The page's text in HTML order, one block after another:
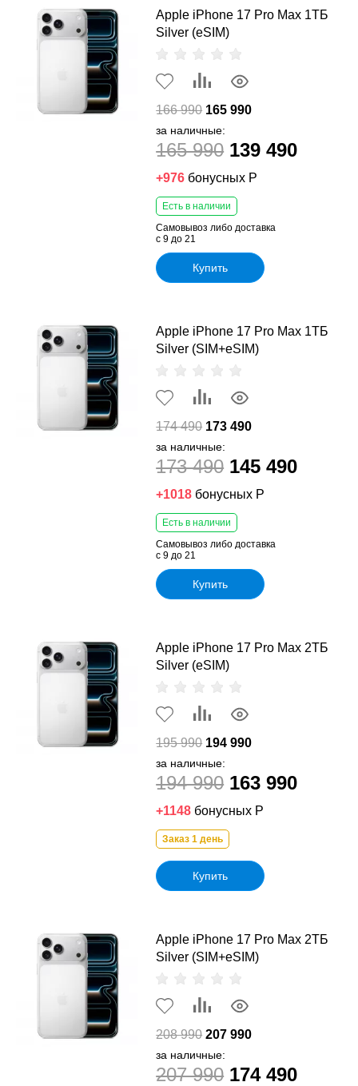
Apple iPhone 17 Pro Max 1ТБ
Silver (eSIM)
166 990 165 990
за наличные:
165 990 139 490
+976 бонусных Р
Есть в наличии
Самовывоз либо доставка
с 9 до 21
Купить
Apple iPhone 17 Pro Max 1ТБ
Silver (SIM+eSIM)
174 490 173 490
за наличные:
173 490 145 490
+1018 бонусных Р
Есть в наличии
Самовывоз либо доставка
с 9 до 21
Купить
Apple iPhone 17 Pro Max 2ТБ
Silver (eSIM)
195 990 194 990
за наличные:
194 990 163 990
+1148 бонусных Р
Заказ 1 день
Купить
Apple iPhone 17 Pro Max 2ТБ
Silver (SIM+eSIM)
208 990 207 990
за наличные:
207 990 174 490